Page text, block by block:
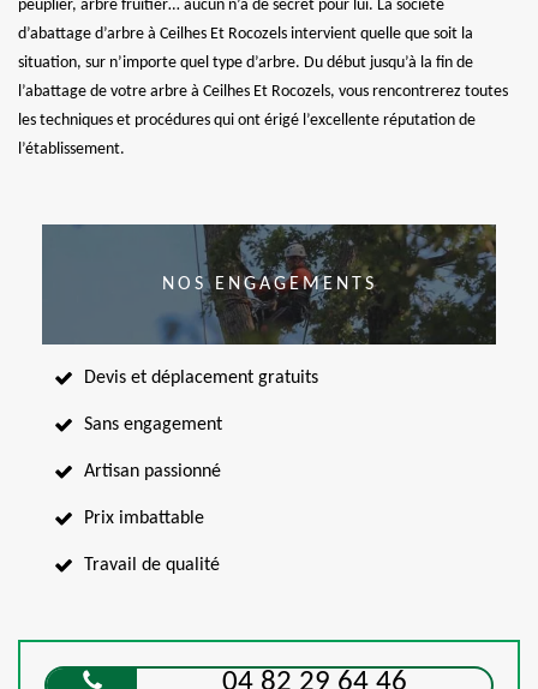
peuplier, arbre fruitier… aucun n’a de secret pour lui. La société
d’abattage d’arbre à Ceilhes Et Rocozels intervient quelle que soit la
situation, sur n’importe quel type d’arbre. Du début jusqu’à la fin de
l’abattage de votre arbre à Ceilhes Et Rocozels, vous rencontrerez toutes
les techniques et procédures qui ont érigé l’excellente réputation de
l’établissement.
NOS ENGAGEMENTS
Devis et déplacement gratuits
Sans engagement
Artisan passionné
Prix imbattable
Travail de qualité
04 82 29 64 46